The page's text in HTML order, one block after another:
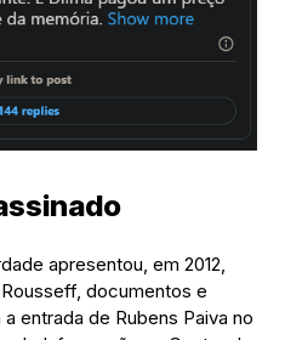
apresentou, em 2012,
documentos e
entrada de Rubens Paiva no